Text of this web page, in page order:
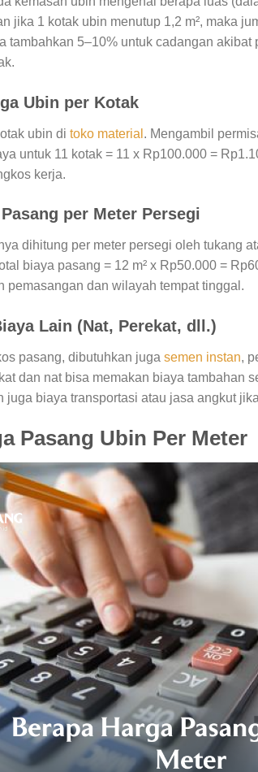
jika 1 kotak ubin menutup 1,2 m², maka
tambahkan 5–10% untuk cadangan
Ubin per Kotak
ubin di toko material . Mengambil
untuk 11 kotak = 11 x Rp100.000 =
kerja.
per Meter Persegi
dihitung per meter persegi oleh tukang
biaya pasang = 12 m² x Rp50.000 =
pemasangan dan wilayah tempat tinggal.
Lain (Nat, Perekat, dll.)
pasang, dibutuhkan juga semen instan,
dan nat bisa memakan biaya tambahan
juga biaya transportasi atau jasa angkut
Pasang Ubin Per Meter